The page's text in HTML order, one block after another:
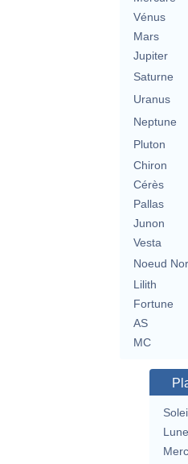
Vénus
Mars
Jupiter
Saturne
Uranus
Neptune
Pluton
Chiron
Cérès
Pallas
Junon
Vesta
Noeud
Lilith
Fortune
AS
MC
Lune